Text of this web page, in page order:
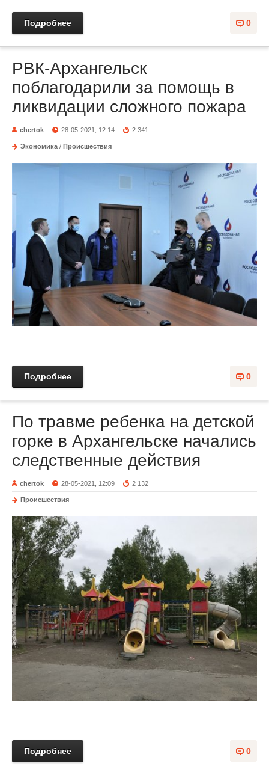
0
Подробнее
РВК-Архангельск
поблагодарили за помощь в
ликвидации сложного пожара
chertok 28-05-2021, 12:14 2 341
Экономика / Происшествия
0
Подробнее
По травме ребенка на детской
горке в Архангельске начались
следственные действия
chertok 28-05-2021, 12:09 2 132
Происшествия
0
Подробнее